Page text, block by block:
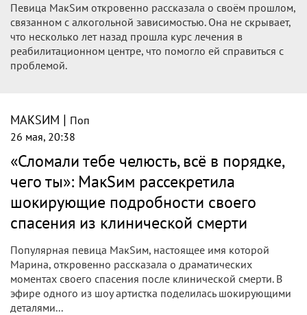
Певица МакSим откровенно рассказала о своём прошлом,
связанном с алкогольной зависимостью. Она не скрывает,
что несколько лет назад прошла курс лечения в
реабилитационном центре, что помогло ей справиться с
проблемой.
МАКSИМ | Поп
26 мая, 20:38
«Сломали тебе челюсть, всё в порядке,
чего ты»: МакSим рассекретила
шокирующие подробности своего
спасения из клинической смерти
Популярная певица МакSим, настоящее имя которой
Марина, откровенно рассказала о драматических
моментах своего спасения после клинической смерти. В
эфире одного из шоу артистка поделилась шокирующими
деталями...